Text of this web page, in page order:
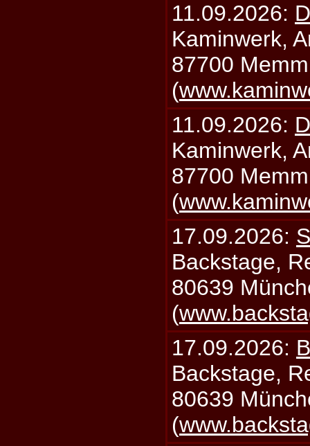
11.09.2026:
Kaminwerk,
87700
(
11.09.2026:
Kaminwerk,
87700
(
17.09.2026:
Backstage,
80639
(
17.09.2026:
Backstage,
80639
(